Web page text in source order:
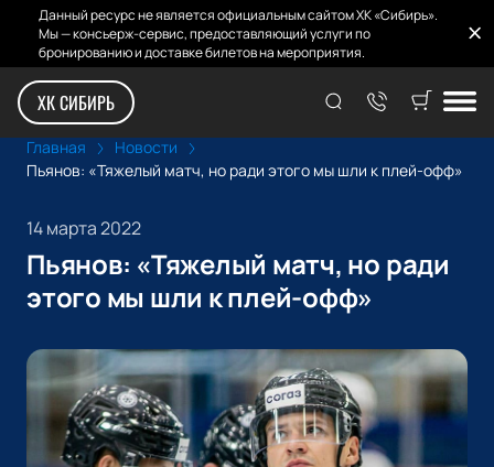
Данный ресурс не является официальным сайтом ХК «Сибирь».
Мы — консьерж-сервис, предоставляющий услуги по
бронированию и доставке билетов на мероприятия.
ХК СИБИРЬ
Главная
Новости
Пьянов: «Тяжелый матч, но ради этого мы шли к плей-офф»
14 марта 2022
Пьянов: «Тяжелый матч, но ради
этого мы шли к плей-офф»